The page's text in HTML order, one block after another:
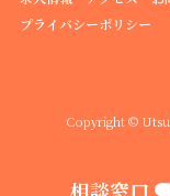
プライバシーポリシー
Copyright ©